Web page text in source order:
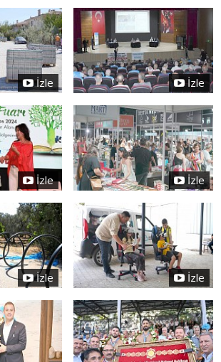
İzle İzle
İzle İzle
İzle İzle